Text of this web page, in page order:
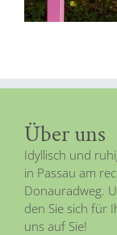
Über uns
Idyllisch und
in Passau am
Donauradweg.
den Sie sich für
uns auf Sie!